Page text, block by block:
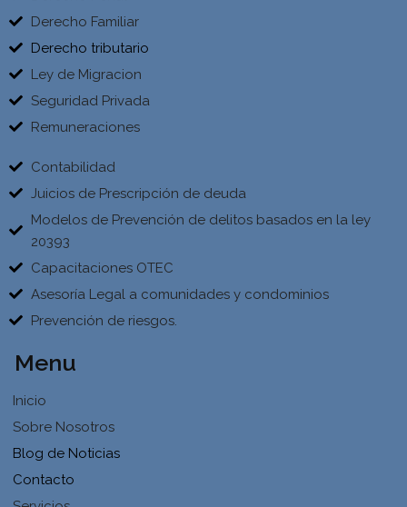
Derecho Familiar
Derecho tributario
Ley de Migracion
Seguridad Privada
Remuneraciones
Contabilidad
Juicios de Prescripción de deuda
Modelos de Prevención de delitos basados en la ley
20393
Capacitaciones OTEC
Asesoría Legal a comunidades y condominios
Prevención de riesgos.
Menu
Inicio
Sobre Nosotros
Blog de Noticias
Contacto